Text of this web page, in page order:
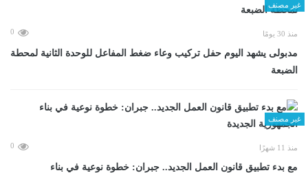
غير مصنف
منذ 30 يومًا 0
مدبولى يشهد اليوم حفل تركيب وعاء ضغط المفاعل للوحدة الثانية لمحطة
الضبعة
غير مصنف
منذ 11 شهرًا 0
مع بدء تطبيق قانون العمل الجديد.. جبران: خطوة نوعية في بناء